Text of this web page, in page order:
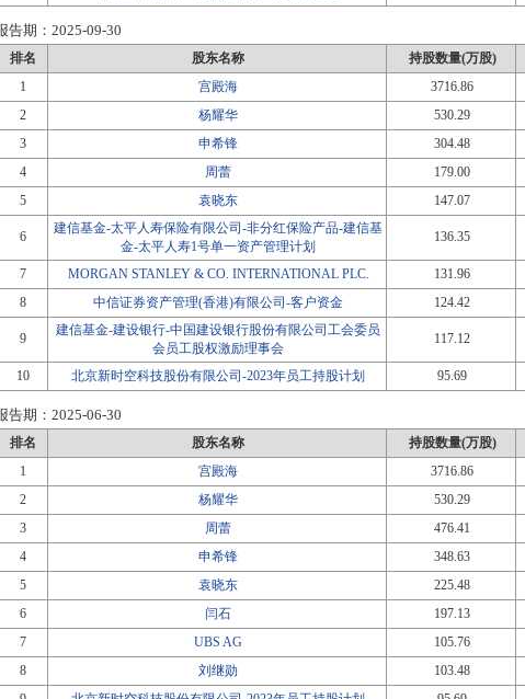
告期： 2025-09-30
排名 股东名称 持股数量(万股)
1
宫殿海 3716.86
2
杨耀华 530.29
3
申希锋 304.48
4
周蕾 179.00
5
袁晓东 147.07
6
建信基金-太平人寿保险有限公司-非分红保险产品-建信基
金-太平人寿1号单一资产管理计划
136.35
7 MORGAN STANLEY & CO. INTERNATIONAL PLC. 131.96
8
中信证券资产管理(香港)有限公司-客户资金 124.42
9
建信基金-建设银行-中国建设银行股份有限公司工会委员
会员工股权激励理事会
117.12
10 北京新时空科技股份有限公司-2023年员工持股计划 95.69
告期： 2025-06-30
排名 股东名称 持股数量(万股)
1
宫殿海 3716.86
2
杨耀华 530.29
3
周蕾 476.41
4
申希锋 348.63
5
袁晓东 225.48
6
闫石 197.13
7
UBS AG 105.76
8
刘继勋 103.48